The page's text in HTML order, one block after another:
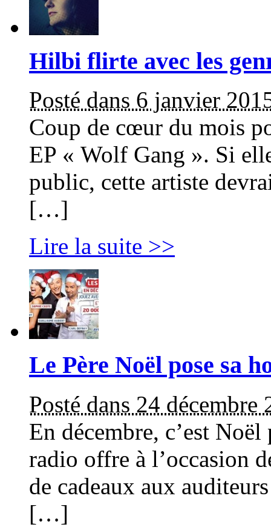
Hilbi flirte avec les
Posté dans 6 janvier
Coup de cœur du mois
EP « Wolf Gang ». Si
public, cette artiste
[…]
Lire la suite >>
Le Père Noël pose sa
Posté dans 24 décembre
En décembre, c’est
radio offre à l’occasion
de cadeaux aux
[…]